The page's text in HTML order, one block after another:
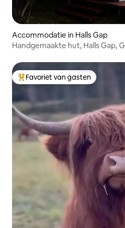
Accommodatie in Halls Gap
Handgemaakte hut, Halls Gap,
Topfavoriet van gasten
Favoriet van gasten